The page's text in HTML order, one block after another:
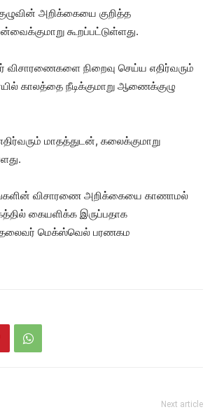
அறிக்கையை குறித்த
கூறப்பட்டுள்ளது.
நிறைவு செய்ய எதிர்வரும்
காலத்தை நீடிக்குமாறு ஆணைக்குழு
மாதத்துடன், கலைக்குமாறு
விசாரணை அறிக்கையை காணாமல்
கையளிக்க இருப்பதாக
மெக்ஸ்வெல் பரணகம
Next article